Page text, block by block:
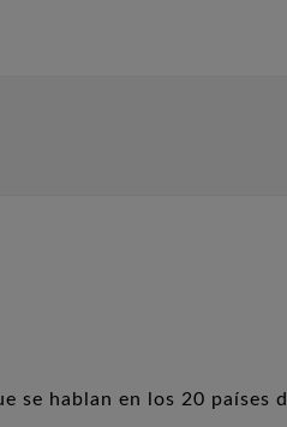
se hablan en los 20 países